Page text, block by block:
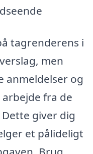
tagrenderens i
men
anmeldelser og
fra de
giver dig
et pålideligt